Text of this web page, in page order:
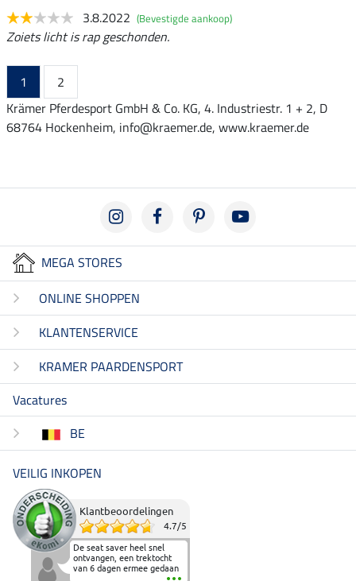
3.8.2022 (Bevestigde aankoop)
Zoiets licht is rap geschonden.
1
2
Krämer Pferdesport GmbH & Co. KG, 4. Industriestr. 1 + 2, D
68764 Hockenheim, info@kraemer.de, www.kraemer.de
MEGA STORES
ONLINE SHOPPEN
KLANTENSERVICE
KRAMER PAARDENSPORT
Vacatures
BE
VEILIG INKOPEN
Klantbeoordelingen
4.7/5
De seat saver heel snel
ontvangen, een trektocht
van 6 dagen ermee gedaan
en deze heeft de beproeving